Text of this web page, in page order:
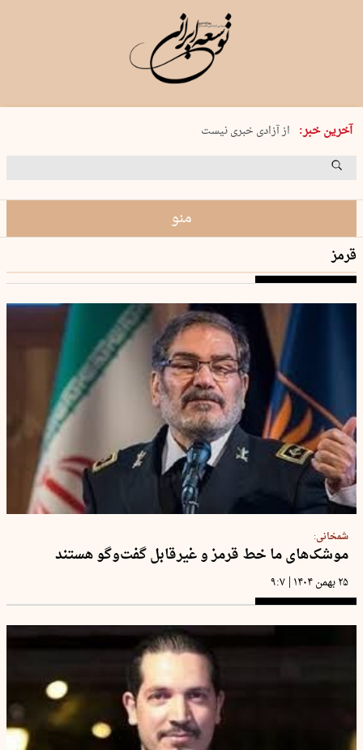
آخرین خبر:
یکشنبه 18 مرداد 1405 شماره 2245
از آزادی خبری نیست
۸۸۸ نفر سال گذشته بر اثر غرق‌شدگی جان …
منو
قرمز
شمخانی:
موشک‌های ما خط قرمز و غیرقابل گفت‌وگو هستند
۲۵ بهمن ۱۴۰۴ | ۹:۷